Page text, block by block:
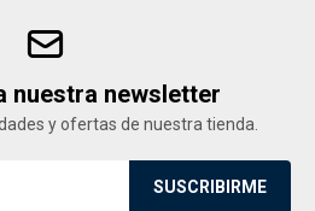
nuestra newsletter
y ofertas de nuestra tienda.
SUSCRIBIRME